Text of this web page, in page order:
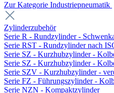
Zur Kategorie Industriepneumatik
Zylinderzubehör
Serie R - Rundzylinder -
Serie RST - Rundzylinder nach
Serie SZ - Kurzhubzylinder -
Serie SZ - Kurzhubzylinder -
Serie SZV - Kurzhubzylinder -
Serie FZ - Führungszylinder -
Serie NZN - Kompaktzylinder